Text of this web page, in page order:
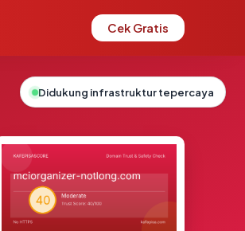
Cek Gratis
Didukung infrastruktur tepercaya